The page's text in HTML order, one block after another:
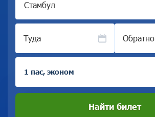
Туда Обратно
1 пас, эконом
Найти билет